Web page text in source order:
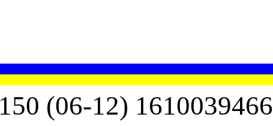
(06-12) 1610039466